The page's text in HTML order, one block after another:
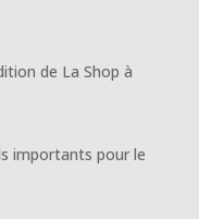
de La Shop à
importants pour le